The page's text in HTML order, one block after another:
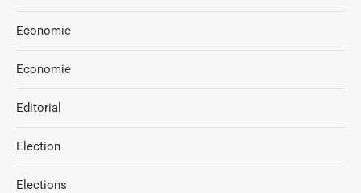
Economie
Economie
Editorial
Election
Elections